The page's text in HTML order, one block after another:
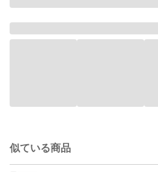
似ている商品